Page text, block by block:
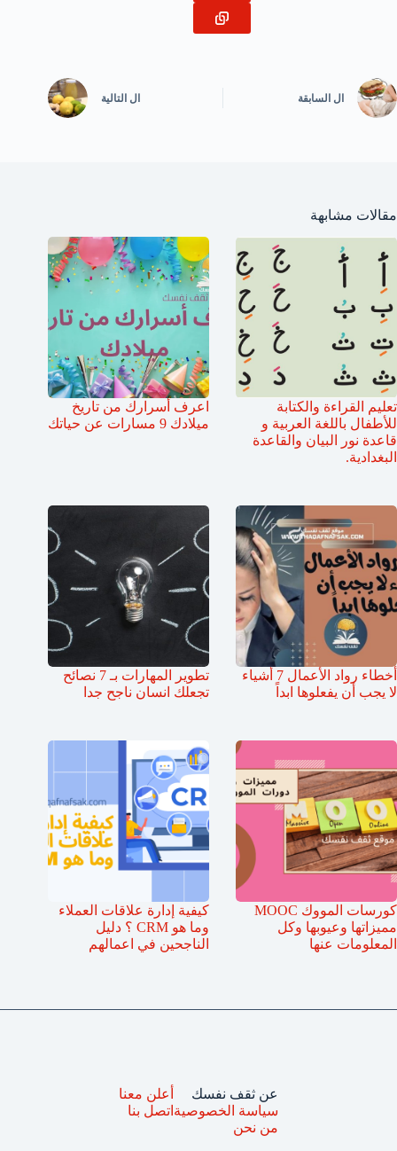
ال السابقة ال التالية
مقالات مشابهة
تعليم القراءة والكتابة
للأطفال باللغة العربية و
قاعدة نور البيان والقاعدة
البغدادية.
اعرف أسرارك من تاريخ
ميلادك 9 مسارات عن حياتك
أخطاء رواد الأعمال 7 أشياء
لا يجب أن يفعلوها ابداً
تطوير المهارات بـ 7 نصائح
تجعلك انسان ناجح جدا
كورسات المووك MOOC
مميزاتها وعيوبها وكل
المعلومات عنها
كيفية إدارة علاقات العملاء
وما هو CRM ؟ دليل
الناجحين في اعمالهم
عن ثقف نفسك
سياسة الخصوصية
من نحن
أعلن معنا
اتصل بنا